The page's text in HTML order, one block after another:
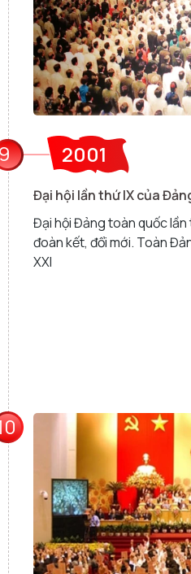
2001
Đại hội lần thứ IX của
Đại hội Đảng toàn quốc lần
đoàn kết, đổi mới. Toàn
XXI